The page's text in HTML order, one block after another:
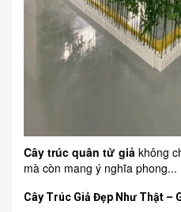
Cây trúc quân tử giả không
mà còn mang ý nghĩa phong...
Cây Trúc Giả Đẹp Như Thật –